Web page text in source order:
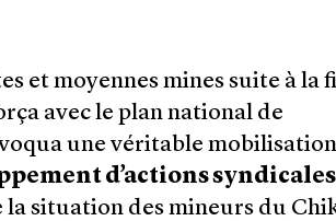
et moyennes mines suite à la
avec le plan national de
une véritable
d’actions syndicales
la situation des mineurs du